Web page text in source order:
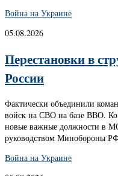
Война на Украине
05.08.2026
Перестановки в
России
Фактически объединили
войск на СВО на базе ВВО.
новые важные должности в
руководством Минобороны
Война на Украине